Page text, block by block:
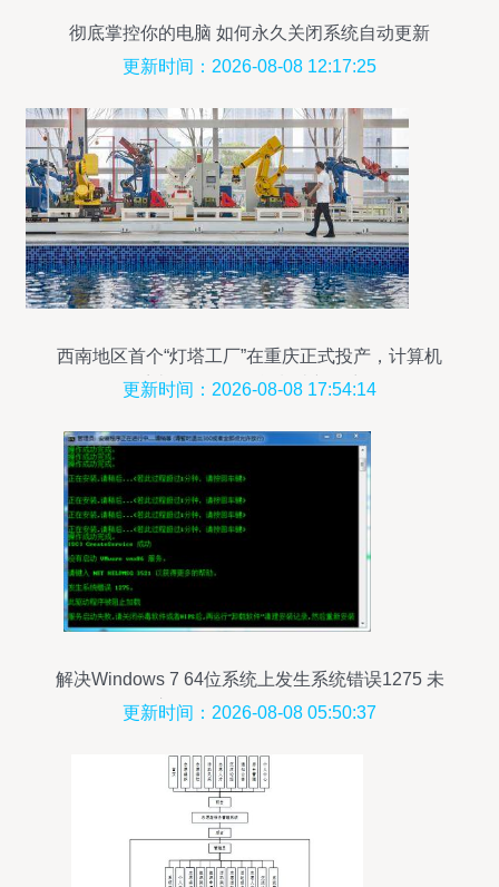
彻底掌控你的电脑 如何永久关闭系统自动更新
更新时间：2026-08-08 12:17:25
西南地区首个“灯塔工厂”在重庆正式投产，计算机
系统服务引领智能制造新篇章
更新时间：2026-08-08 17:54:14
解决Windows 7 64位系统上发生系统错误1275 未
启动VMware vmx86服务
更新时间：2026-08-08 05:50:37